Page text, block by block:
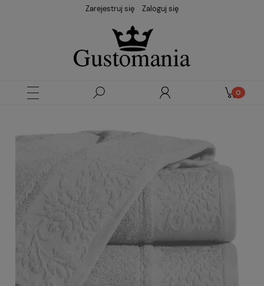
Zarejestruj się Zaloguj się